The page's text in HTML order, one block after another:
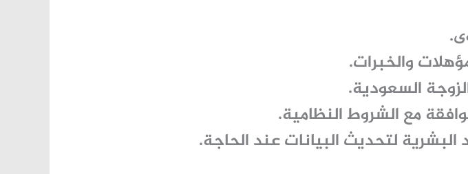
.
والخبرات.
السعودية.
مع الشروط النظامية.
لتحديث البيانات عند الحاجة.